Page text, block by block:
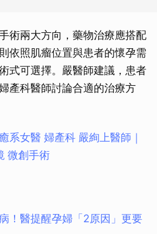
術兩大方向，藥物治療應搭配
依照肌瘤位置與患者的懷孕需
式可選擇。嚴醫師建議，患者
產科醫師討論合適的治療方
系女醫 婦產科 嚴絢上醫師｜
微創手術
！醫提醒孕婦「2原因」更要